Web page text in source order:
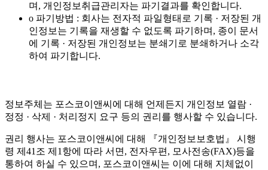
며, 개인정보취급관리자는 파기결과를 확인합니다.
o 파기방법 : 회사는 전자적 파일형태로 기록 · 저장된 개
인정보는 기록을 재생할 수 없도록 파기하며, 종이 문서
에 기록 · 저장된 개인정보는 분쇄기로 분쇄하거나 소각
하여 파기합니다.
정보주체는 포스코이앤씨에 대해 언제든지 개인정보 열람 ·
정정 · 삭제 · 처리정지 요구 등의 권리를 행사할 수 있습니다.
권리 행사는 포스코이앤씨에 대해 『개인정보보호법』 시행
령 제41조 제1항에 따라 서면, 전자우편, 모사전송(FAX)등을
통하여 하실 수 있으며, 포스코이앤씨는 이에 대해 지체없이